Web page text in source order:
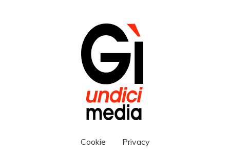
Cookie Privacy